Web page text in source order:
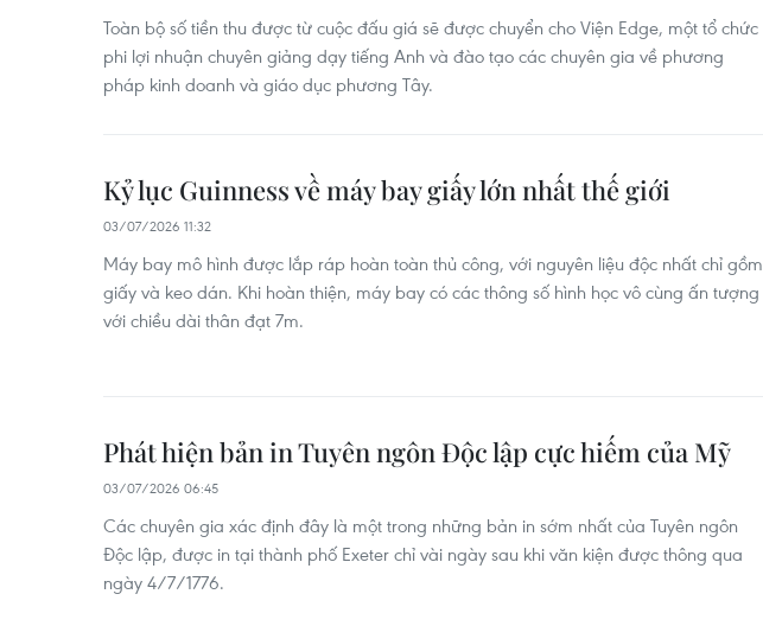
Toàn bộ số tiền thu được từ cuộc đấu giá sẽ được chuyển cho Viện Edge, một tổ chức
phi lợi nhuận chuyên giảng dạy tiếng Anh và đào tạo các chuyên gia về phương
pháp kinh doanh và giáo dục phương Tây.
Kỷ lục Guinness về máy bay giấy lớn nhất thế giới
03/07/2026 11:32
Máy bay mô hình được lắp ráp hoàn toàn thủ công, với nguyên liệu độc nhất chỉ gồm
giấy và keo dán. Khi hoàn thiện, máy bay có các thông số hình học vô cùng ấn tượng
với chiều dài thân đạt 7m.
Phát hiện bản in Tuyên ngôn Độc lập cực hiếm của Mỹ
03/07/2026 06:45
Các chuyên gia xác định đây là một trong những bản in sớm nhất của Tuyên ngôn
Độc lập, được in tại thành phố Exeter chỉ vài ngày sau khi văn kiện được thông qua
ngày 4/7/1776.